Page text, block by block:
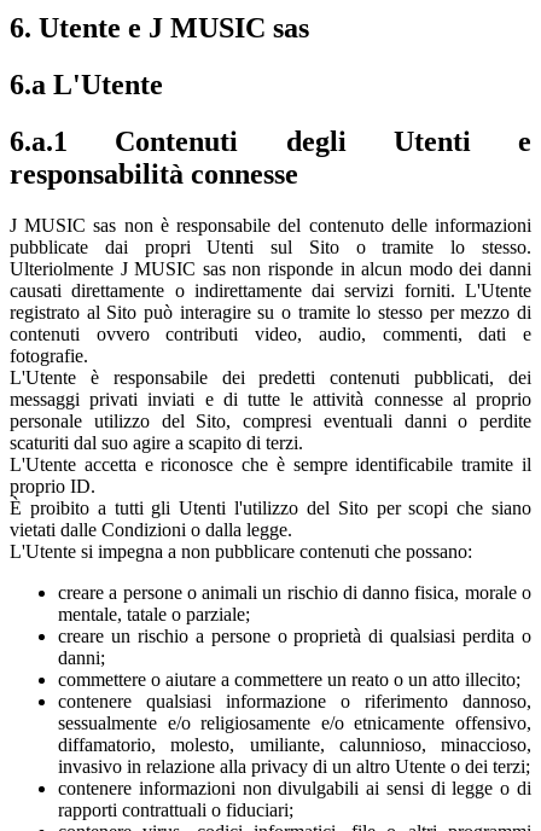
6. Utente e J MUSIC sas
6.a L'Utente
6.a.1 Contenuti degli Utenti e
responsabilità connesse
J MUSIC sas non è responsabile del contenuto delle informazioni
pubblicate dai propri Utenti sul Sito o tramite lo stesso.
Ulteriolmente J MUSIC sas non risponde in alcun modo dei danni
causati direttamente o indirettamente dai servizi forniti. L'Utente
registrato al Sito può interagire su o tramite lo stesso per mezzo di
contenuti ovvero contributi video, audio, commenti, dati e
fotografie.
L'Utente è responsabile dei predetti contenuti pubblicati, dei
messaggi privati inviati e di tutte le attività connesse al proprio
personale utilizzo del Sito, compresi eventuali danni o perdite
scaturiti dal suo agire a scapito di terzi.
L'Utente accetta e riconosce che è sempre identificabile tramite il
proprio ID.
È proibito a tutti gli Utenti l'utilizzo del Sito per scopi che siano
vietati dalle Condizioni o dalla legge.
L'Utente si impegna a non pubblicare contenuti che possano:
creare a persone o animali un rischio di danno fisica, morale o
mentale, tatale o parziale;
creare un rischio a persone o proprietà di qualsiasi perdita o
danni;
commettere o aiutare a commettere un reato o un atto illecito;
contenere qualsiasi informazione o riferimento dannoso,
sessualmente e/o religiosamente e/o etnicamente offensivo,
diffamatorio, molesto, umiliante, calunnioso, minaccioso,
invasivo in relazione alla privacy di un altro Utente o dei terzi;
contenere informazioni non divulgabili ai sensi di legge o di
rapporti contrattuali o fiduciari;